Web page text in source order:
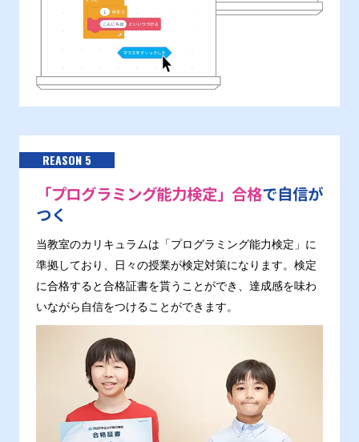
REASON 5
「プログラミング能力検定」合格で自信が
つく
当教室のカリキュラムは「プログラミング能力検定」に
準拠しており、日々の授業が検定対策になります。検定
に合格すると合格証書を貰うことができ、達成感を味わ
いながら自信をつけることができます。